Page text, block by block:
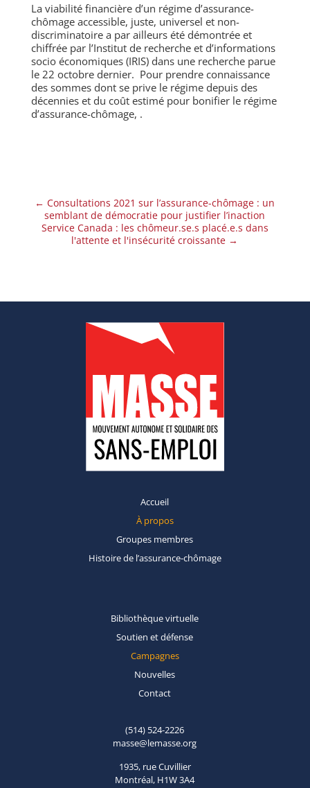
La viabilité financière d’un régime d’assurance-
chômage accessible, juste, universel et non-
discriminatoire a par ailleurs été démontrée et
chiffrée par l’Institut de recherche et d’informations
socio économiques (IRIS) dans une recherche parue
le 22 octobre dernier. Pour prendre connaissance
des sommes dont se prive le régime depuis des
décennies et du coût estimé pour bonifier le régime
d’assurance-chômage, .
←Consultations 2021 sur l’assurance-chômage : un
semblant de démocratie pour justifier l’inaction
Service Canada : les chômeur.se.s placé.e.s dans
l'attente et l'insécurité croissante →
Accueil
À propos
Groupes membres
Histoire de l’assurance-chômage
Bibliothèquevirtuelle
Soutien etdéfense
Campagnes
Nouvelles
Contact
(514) 524-2226
masse@lemasse.org
1935, rue Cuvillier
Montréal, H1W 3A4